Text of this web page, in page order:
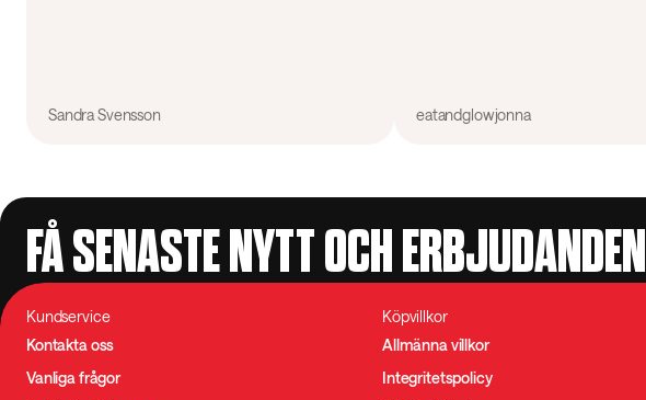
Sandra Svensson eatandglowjonna
FÅ SENASTE NYTT OCH ERBJUDANDEN
Kundservice
Kontakta oss
Vanliga frågor
Köpvillkor
Allmänna villkor
Integritetspolicy